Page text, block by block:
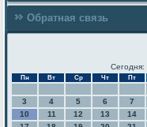
Обратная связь
Сегодня:
Пн Вт Ср Чт Пт
3
4 5 6 7
10
11 12 13 14